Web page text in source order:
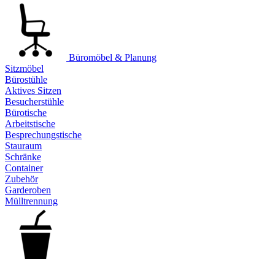
Büromöbel & Planung
Sitzmöbel
Bürostühle
Aktives Sitzen
Besucherstühle
Bürotische
Arbeitstische
Besprechungstische
Stauraum
Schränke
Container
Zubehör
Garderoben
Mülltrennung